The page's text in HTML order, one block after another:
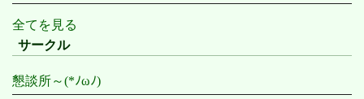
全てを見る
サークル
懇談所～(*ﾉωﾉ)